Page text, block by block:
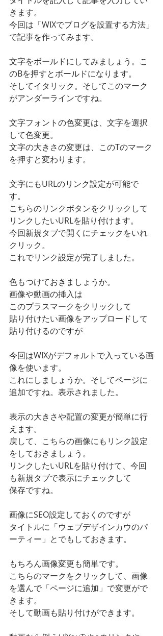
きます。
今回は「WIXでブログを設置する方法」
で記事を作ってみます。
文字をボールドにしてみましょう。こ
のBを押すとボールドになります。
そしてイタリック。そしてこのマーク
がアンダーラインですね。
文字フォントの色変更は、文字を選択
して色変更。
文字の大きさの変更は、このTのマーク
を押すと変わります。
文字にもURLのリンク設定が可能で
す。
こちらのリンクボタンをクリックして
リンクしたいURLを貼り付けます。
今回新規タブで開くにチェックをいれ
クリック。
これでリンク設定が完了しました。
色もつけておきましょうか。
画像や動画の挿入は
このプラスマークをクリックして
貼り付けたい画像をアップロードして
貼り付けるのですが
今回はWIXがデフォルトで入っている画
像を使います。
これにしましょうか。そしてページに
追加ですね。表示されました。
表示の大きさや配置の変更が簡単に行
えます。
戻して、こちらの画像にもリンク設定
をしておきましょう。
リンクしたいURLを貼り付けて、今回
も新規タブで表示にチェックして
保存ですね。
画像にSEO設定しておくのですが
タイトルに「ウェブデザインカウのパ
ーティー」とでもしておきます。
もちろん画像変更も簡単です。
こちらのマークをクリックして、画像
を選んで「ページに追加」で変更がで
きます。
そして動画も貼り付けができます。